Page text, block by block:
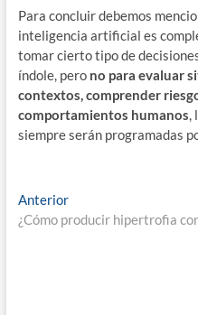
Para concluir debemos
inteligencia artificial es
tomar cierto tipo de
índole, pero no para evaluar
contextos, comprender
comportamientos humanos
siempre serán programadas
Navegación
de
AnteriorEntrada
anterior:
¿Cómo producir hipertrofia